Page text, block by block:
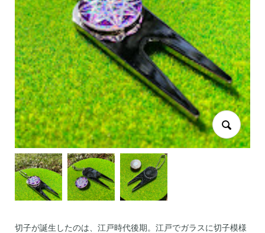
切子が誕生したのは、江戸時代後期。江戸でガラスに切子模様